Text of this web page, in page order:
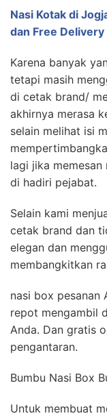
Nasi Kotak di
dan Free Delivery
Karena banyak
tetapi masih
di cetak brand/
akhirnya merasa
selain melihat isi
lagi jika
di hadiri pejabat.
Selain kami
cetak brand dan
elegan dan
membangkitkan
nasi box pesanan
repot mengambil
Anda. Dan gratis
pengantaran.
Bumbu Nasi Box
Untuk membuat